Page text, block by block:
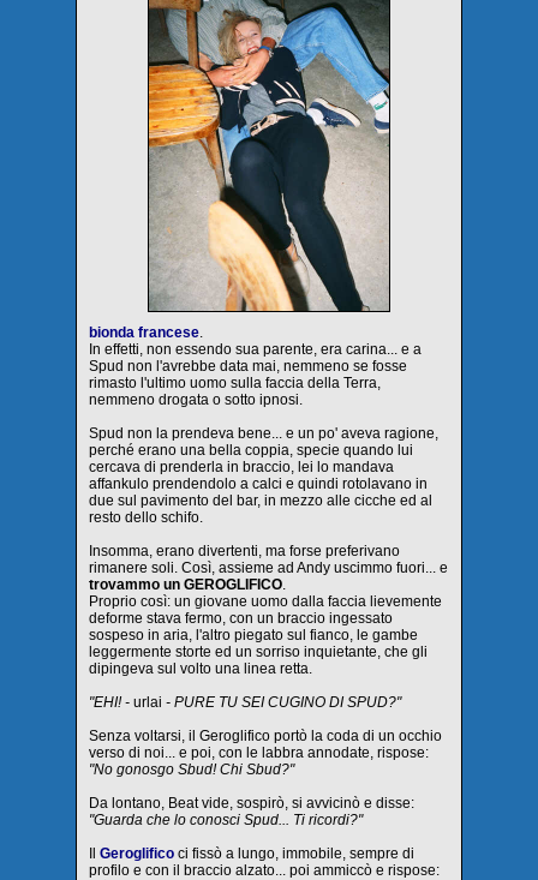
bionda francese.
In effetti, non essendo sua parente, era carina... e a
Spud non l'avrebbe data mai, nemmeno se fosse
rimasto l'ultimo uomo sulla faccia della Terra,
nemmeno drogata o sotto ipnosi.
Spud non la prendeva bene... e un po' aveva ragione,
perché erano una bella coppia, specie quando lui
cercava di prenderla in braccio, lei lo mandava
affankulo prendendolo a calci e quindi rotolavano in
due sul pavimento del bar, in mezzo alle cicche ed al
resto dello schifo.
Insomma, erano divertenti, ma forse preferivano
rimanere soli. Così, assieme ad Andy uscimmo fuori... e
trovammo un GEROGLIFICO.
Proprio così: un giovane uomo dalla faccia lievemente
deforme stava fermo, con un braccio ingessato
sospeso in aria, l'altro piegato sul fianco, le gambe
leggermente storte ed un sorriso inquietante, che gli
dipingeva sul volto una linea retta.
"EHI! - urlai - PURE TU SEI CUGINO DI SPUD?"
Senza voltarsi, il Geroglifico portò la coda di un occhio
verso di noi... e poi, con le labbra annodate, rispose:
"No gonosgo Sbud! Chi Sbud?"
Da lontano, Beat vide, sospirò, si avvicinò e disse:
"Guarda che lo conosci Spud... Ti ricordi?"
Il Geroglifico ci fissò a lungo, immobile, sempre di
profilo e con il braccio alzato... poi ammiccò e rispose: